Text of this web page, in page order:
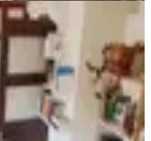
Giriş Daire
giriş·08.08.2026